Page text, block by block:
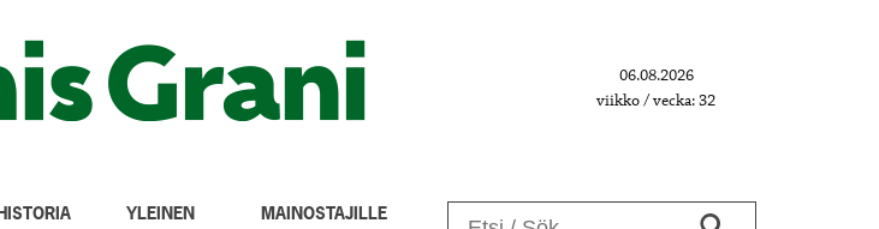
06.08.2026
viikko / vecka: 32
YLEINEN
MAINOSTAJILLE